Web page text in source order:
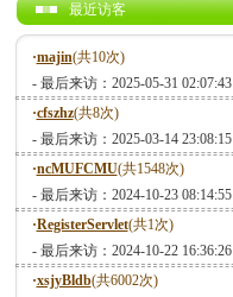
最近访客
·majin(共10次)
- 最后来访：2025-05-31 02:07:43
·cfszhz(共8次)
- 最后来访：2025-03-14 23:08:15
·ncMUFCMU(共1548次)
- 最后来访：2024-10-23 08:14:55
·RegisterServlet(共1次)
- 最后来访：2024-10-22 16:36:26
·xsjyBldb(共6002次)